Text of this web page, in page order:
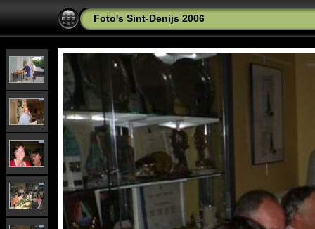
Foto's Sint-Denijs 2006